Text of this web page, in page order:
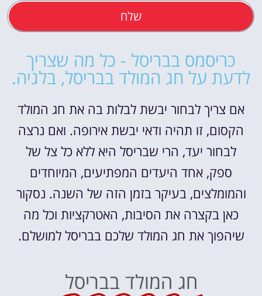
שלח
כריסמס בבריסל - כל מה שצריך
לדעת על חג המולד בבריסל, בלגיה.
אם צריך לבחור יבשת לבלות בה את חג המולד
הקסום, זו תהיה ודאי יבשת אירופה. ואם נרצה
לבחור יעד, הרי שבריסל היא ללא כל צל של
ספק, אחד היעדים המפתיעים, המיוחדים
והמומלצים, בעיקר בזמן הזה של השנה. נסקור
כאן בקצרה את הסיבות, האטרקציות וכל מה
שיהפוך את חג המולד שלכם בבריסל למושלם.
חג המולד בבריסל